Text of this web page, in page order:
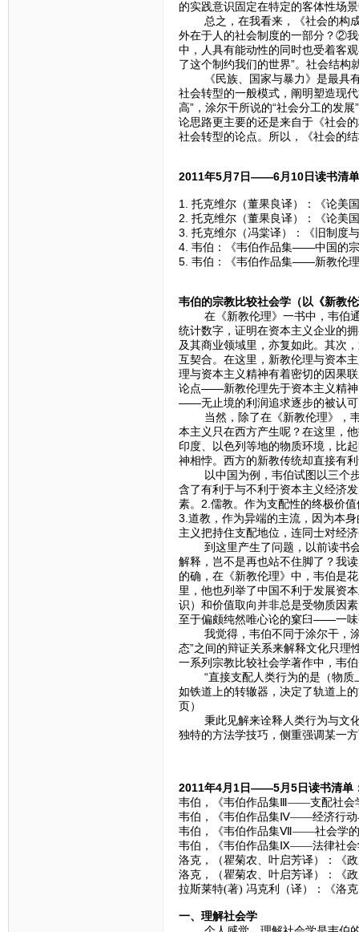
的实践意识固定在特定的客体性场
总之，在我看来，《社会的构成
外在于人的社会制度的一部分？②
中，人具有能动性的同时也受着客
了这个制约我们的世界”。社会结构
《民族、国家与暴力》是最具有
社会转型的一般模式，阐明塑造现
高”，涂尔干所说的“社会分工的发
论思路更主要的还是来自于《社会
社会转型的论点。所以，《社会的
2011年5月7日——6月10日读书清
1. 托克维尔（董果良译）：《论美
2. 托克维尔（董果良译）：《论美
3. 托克维尔（冯棠译）：《旧制度
4. 韦伯：《韦伯作品集——中国的
5. 韦伯：《韦伯作品集——新教伦
韦伯的宗教比较社会学（以《新教
在《新教伦理》一书中，韦伯通
统计数字，证明在资本主义企业的
及其商业领域里，亦复如此。其次
互契合。在这里，新教伦理与资本
理与资本主义精神有着密切的因果
论点——新教伦理先于资本主义精
——无止境的利润追求逐步的被认可
当然，除了在《新教伦理》，韦
本主义只在西方产生呢？在这里，
印度、以色列等地的物质环境，比
神相悖。西方的新教传统却直接有
以中国为例，韦伯试图以三个步
含了有利于与不利于资本主义经济
素。2.儒教。作为支配性的终极价
3.道教，作为异端的主流，因为本
主义把持住支配地位，连同士对经
到这里产生了问题，以前读书会
解释，岂不是再也站不住脚了？我
的确，在《新教伦理》中，韦伯是
里，他也列举了中国不利于发展资
识）和价值取向并非总是受物质因
至于偏颇纯然唯心论的窠臼——一
我觉得，韦伯不同于涂尔干，涂尔
态”之间的辩证关系来解释文化只理
一系列宗教比较社会学著作中，韦
“直接支配人类行为的是（物质上
如铁道上的转辙器，决定了轨道上
页）
秉此见解来诠释人类行为与文化
独特的方法学技巧，侧重强调某一
2011年4月1日——5月5日读书清单
韦伯，《韦伯作品集Ⅲ——支配社会
韦伯，《韦伯作品集Ⅳ——经济行动
韦伯，《韦伯作品集Ⅶ——社会学的
韦伯，《韦伯作品集Ⅸ——法律社会
洛克，（瞿菊农、叶启芳译）：《
洛克，（瞿菊农、叶启芳译）：《
拉斯莱特(著) 冯克利（译）：《洛
一、理解社会学